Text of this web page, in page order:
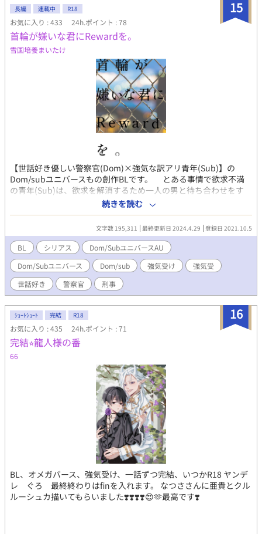
15
長編 連載中 R18
お気に入り : 433 24h.ポイント : 78
首輪が嫌いな君にRewardを。
雪国培養まいたけ
【世話好き優しい警察官(Dom)×強気な訳アリ青年(Sub)】の
Dom/subユニバースもの創作BLです。 とある事情で欲求不満
の青年(Sub)は、欲求を解消するため一人の男と待ち合わせをす
る。しかし、二人でホテルに入ろうとしたところを警官に囲まれ
てしまった。どうやらその男はある事件に関与していたらしい。
任意同行を求められ、青年も取り調べを受けることになった。取
り調べの最中、青年はダイナミクスの不調によってパニックに陥
ってしまう。取り調べを担当していた刑事・国近肇(Dom)は青年
を助けようとする。初めは、警戒していた青年は国近の優しさに
徐々に心を開いていき――。 ※この作品は暴力、男女の性描写、
首絞め表現等を含みます。 ※この小説はpixiv、ムーンライトノベ
ルズにも投稿しています。 ※感想いただけると大変励みになりま
ております。お気軽にお寄せください。
続きを読む
文字数 195,311 最終更新日 2024.4.29 登録日 2021.10.5
BL シリアス
Dom/SubユニバースAU
Dom/Subユニバース
Dom/sub 強気受け
強気受
世話好き
警察官 刑事
16
ｼｮｰﾄｼｮｰﾄ 完結 R18
お気に入り : 435 24h.ポイント : 71
完結⭐︎龍人様の番
66
BL、オメガバース、強気受け、一話ずつ完結、いつかR18 ヤンデ
レ ぐろ 最終終わりはfinを入れます。 なつささんに亜貴とクル
ルーシュカ描いてもらいました❣️❣️❣️❣️😍🫶最高です❣️